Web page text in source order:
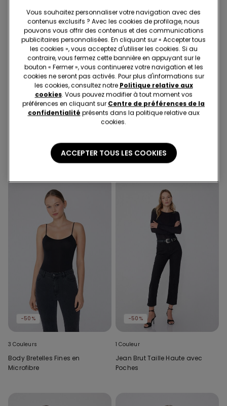
Effet gainant
Short Cycliste Sans Couture
-50%
Pantalon Trompette en Toile
Élastique
-50%
3 Couleurs
Body Bretelles Fines en
Microfibre
-50%
1 Couleur
Jean Brut Taille Haute avec
Poches
Vous souhaitez personnaliser votre navigation avec des
contenus exclusifs ? Avec les cookies de profilage, nous
pouvons vous offrir des contenus et des communications
publicitaires personnalisées. En cliquant sur « Accepter tous
les cookies », vous acceptez d'utiliser les cookies. Si au
contraire, vous fermez cette bannière en appuyant sur le
bouton « Fermer », vous continuerez votre navigation et les
cookies ne seront pas activés. Pour plus d'informations sur
les cookies, consultez notre Politique relative aux
cookies. Vous pouvez modifier à tout moment vos
préférences en cliquant sur Centre de préférences de la
confidentialité présents dans la politique relative aux
cookies.
ACCEPTER TOUS LES COOKIES